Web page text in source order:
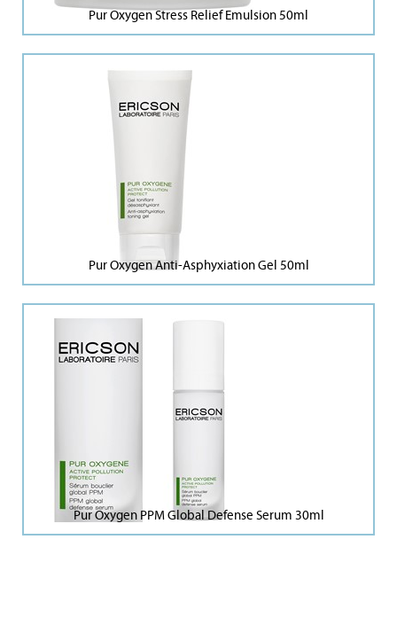
Pur Oxygen Stress Relief Emulsion 50ml
Pur Oxygen Anti-Asphyxiation Gel 50ml
Pur Oxygen PPM Global Defense Serum 30ml